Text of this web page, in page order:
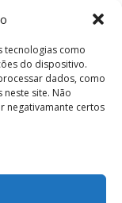
tecnologias como
do dispositivo.
dados, como
site. Não
negativamante certos